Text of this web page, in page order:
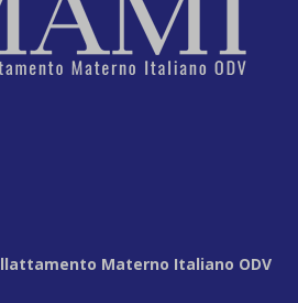
Materno Italiano ODV